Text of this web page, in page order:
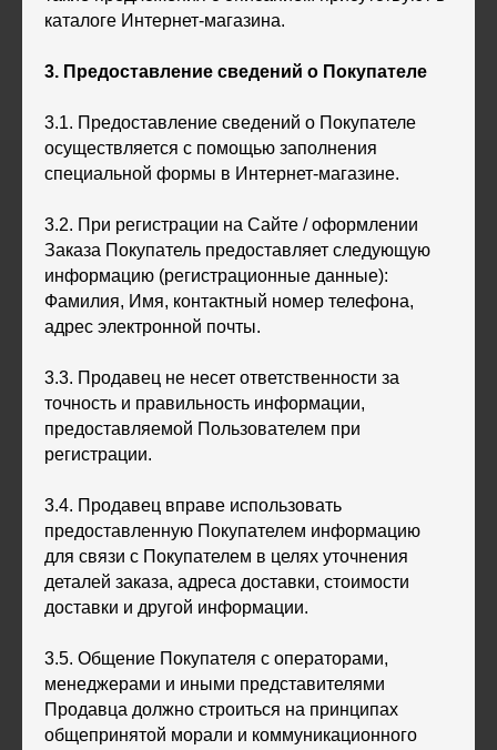
каталоге Интернет-магазина.
3. Предоставление сведений о Покупателе
3.1. Предоставление сведений о Покупателе
осуществляется с помощью заполнения
специальной формы в Интернет-магазине.
3.2. При регистрации на Сайте / оформлении
Заказа Покупатель предоставляет следующую
информацию (регистрационные данные):
Фамилия, Имя, контактный номер телефона,
адрес электронной почты.
3.3. Продавец не несет ответственности за
точность и правильность информации,
предоставляемой Пользователем при
регистрации.
3.4. Продавец вправе использовать
предоставленную Покупателем информацию
для связи с Покупателем в целях уточнения
деталей заказа, адреса доставки, стоимости
доставки и другой информации.
3.5. Общение Покупателя с операторами,
менеджерами и иными представителями
Продавца должно строиться на принципах
общепринятой морали и коммуникационного